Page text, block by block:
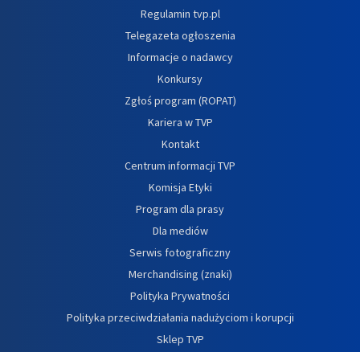
Regulamin tvp.pl
Telegazeta ogłoszenia
Informacje o nadawcy
Konkursy
Zgłoś program (ROPAT)
Kariera w TVP
Kontakt
Centrum informacji TVP
Komisja Etyki
Program dla prasy
Dla mediów
Serwis fotograficzny
Merchandising (znaki)
Polityka Prywatności
Polityka przeciwdziałania nadużyciom i korupcji
Sklep TVP